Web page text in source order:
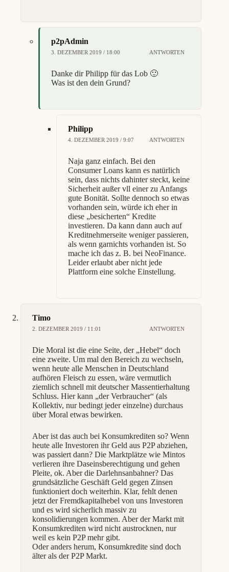
p2pAdmin
3. DEZEMBER 2019 / 18:00 ANTWORTEN
Danke dir Philipp für das Lob 🙂
Was ist den dein Grund?
Philipp
4. DEZEMBER 2019 / 9:07 ANTWORTEN
Naja ganz einfach. Bei den
Consumer Loans kann es natürlich
sein, dass nichts dahinter steckt, keine
Sicherheit außer vll einer zu Anfangs
gute Bonität. Sollte dennoch so etwas
vorhanden sein, würde ich eher in
diese „besicherten“ Kredite
investieren. Da kann dann auch auf
Kreditnehmerseite weniger passieren,
als wenn garnichts vorhanden ist. So
mache ich das z. B. bei NeoFinance.
Leider erlaubt aber nicht jede
Plattform eine solche Einstellung.
Timo
2. DEZEMBER 2019 / 11:01 ANTWORTEN
Die Moral ist die eine Seite, der „Hebel“ doch
eine zweite. Um mal den Bereich zu wechseln,
wenn heute alle Menschen in Deutschland
aufhören Fleisch zu essen, wäre vermutlich
ziemlich schnell mit deutscher Massentierhaltung
Schluss. Hier kann „der Verbraucher“ (als
Kollektiv, nur bedingt jeder einzelne) durchaus
über Moral etwas bewirken.
Aber ist das auch bei Konsumkrediten so? Wenn
heute alle Investoren ihr Geld aus P2P abziehen,
was passiert dann? Die Marktplätze wie Mintos
verlieren ihre Daseinsberechtigung und gehen
Pleite, ok. Aber die Darlehnsanbahner? Das
grundsätzliche Geschäft Geld gegen Zinsen
funktioniert doch weiterhin. Klar, fehlt denen
jetzt der Fremdkapitalhebel von uns Investoren
und es wird sicherlich massiv zu
konsolidierungen kommen. Aber der Markt mit
Konsumkrediten wird nicht austrocknen, nur
weil es kein P2P mehr gibt.
Oder anders herum, Konsumkredite sind doch
älter als der P2P Markt.